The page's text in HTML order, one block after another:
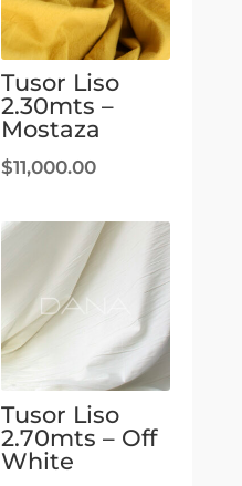
Tusor Liso
2.30mts –
Mostaza
$11,000.00
Tusor Liso
2.70mts – Off
White